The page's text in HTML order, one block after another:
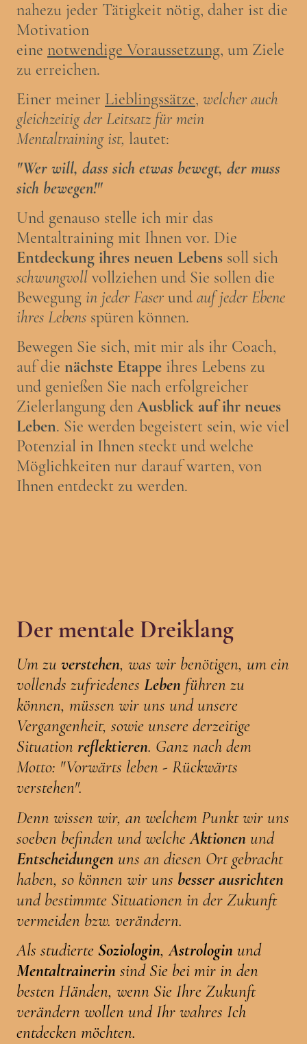
nahezu jeder Tätigkeit nötig, daher ist die
Motivation
eine notwendige Voraussetzung, um Ziele
zu erreichen.
Einer meiner Lieblingssätze, welcher auch
gleichzeitig der Leitsatz für mein
Mentaltraining ist, lautet:
"Wer will, dass sich etwas bewegt, der muss
sich bewegen!"
Und genauso stelle ich mir das
Mentaltraining mit Ihnen vor. Die
Entdeckung ihres neuen Lebens soll sich
schwungvoll vollziehen und Sie sollen die
Bewegung in jeder Faser und auf jeder Ebene
ihres Lebens spüren können.
Bewegen Sie sich, mit mir als ihr Coach,
auf die nächste Etappe ihres Lebens zu
und genießen Sie nach erfolgreicher
Zielerlangung den Ausblick auf ihr neues
Leben. Sie werden begeistert sein, wie viel
Potenzial in Ihnen steckt und welche
Möglichkeiten nur darauf warten, von
Ihnen entdeckt zu werden.
Der mentale Dreiklang
Um zu verstehen, was wir benötigen, um ein
vollends zufriedenes Leben führen zu
können, müssen wir uns und unsere
Vergangenheit, sowie unsere derzeitige
Situation reflektieren. Ganz nach dem
Motto: "Vorwärts leben - Rückwärts
verstehen".
Denn wissen wir, an welchem Punkt wir uns
soeben befinden und welcheAktionen und
Entscheidungen uns an diesen Ort gebracht
haben, so können wir uns besser ausrichten
und bestimmte Situationen in der Zukunft
vermeiden bzw. verändern.
Als studierte Soziologin,Astrologin und
Mentaltrainerin sind Sie bei mir in den
besten Händen, wenn Sie Ihre Zukunft
verändern wollen und Ihr wahres Ich
entdecken möchten.